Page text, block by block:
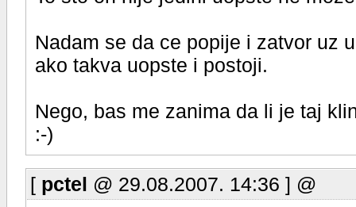
Nadam se da ce popije i zatvor uz
ako takva uopste i postoji.
Nego, bas me zanima da li je taj
:-)
[ pctel @ 29.08.2007. 14:36 ] @